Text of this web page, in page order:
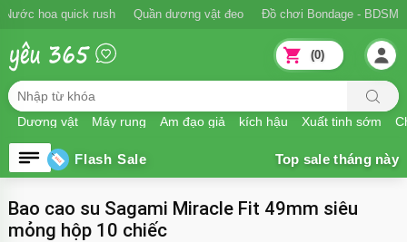
Ngăn xuất tinh sớm Nước hoa quick rush Quần dương vật đeo Đồ
Dương vật Máy rung Âm đạo giả kích hậu Xuất tinh sớm
(0)
Flash Sale
Bao cao su Sagami Miracle Fit 49mm siêu
mỏng hộp 10 chiếc